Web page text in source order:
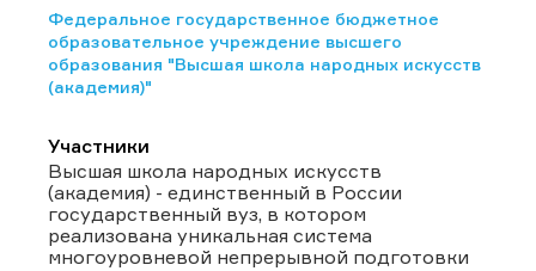
Федеральное государственное бюджетное
образовательное учреждение высшего
образования "Высшая школа народных искусств
(академия)"
Участники
Высшая школа народных искусств
(академия) - единственный в России
государственный вуз, в котором
реализована уникальная система
многоуровневой непрерывной подготовки